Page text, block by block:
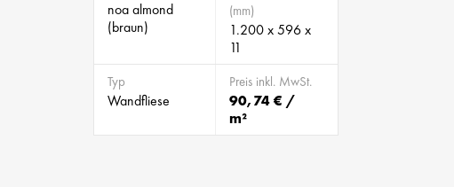
noa almond
(braun)
(mm)
1.200 x 596 x
11
Typ
Wandfliese
Preis inkl. MwSt.
90,74 € /
m²